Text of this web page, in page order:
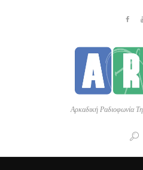
Αρκαδική Ραδιοφωνία